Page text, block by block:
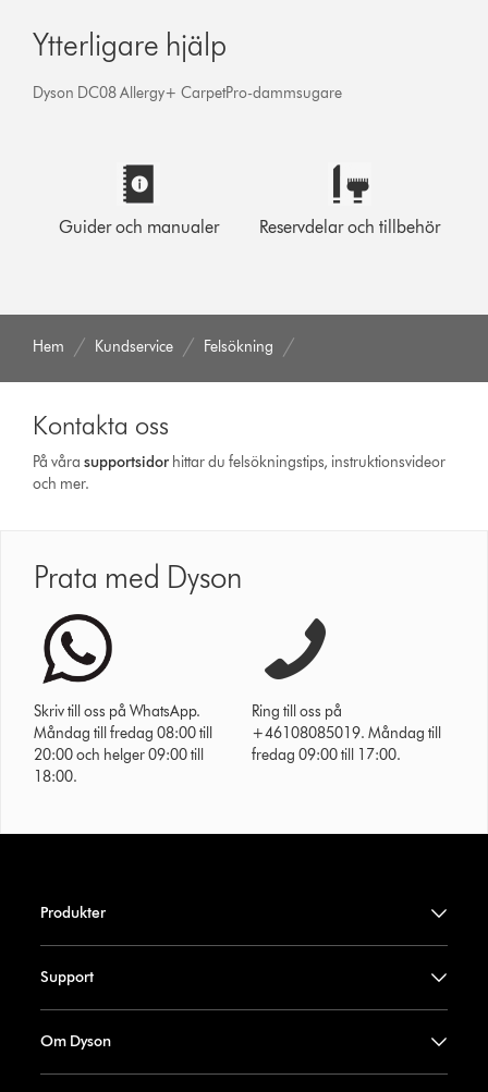
Ytterligare hjälp
Dyson DC08 Allergy+ CarpetPro-dammsugare
Guider och manualer Reservdelar och tillbehör
Hem Kundservice Felsökning
Kontakta oss
På vårasupport­sidor hittar du felsökningstips, instruktionsvideor
och mer.
Prata med Dyson
Skriv till oss på WhatsApp.
Måndag till fredag 08:00 till
20:00 och helger 09:00 till
18:00.
Ring till oss på
+46108085019. Måndag till
fredag 09:00 till 17:00.
Produkter
Support
Om Dyson